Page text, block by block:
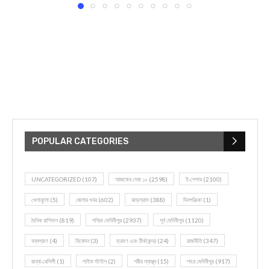
POPULAR CATEGORIES
UNCATEGORIZED (107) আজকের সেরা ১০ (2598) ই-পেপার (2100)
খেলাধূলো (5) জেলার খবর (602) ঝাড়গ্রাম (388) দিনপঞ্জিকা (1)
দৈনিক রাশিফল (819) পশ্চিম মেদিনীপুর (2937) পূর্ব মেদিনীপুর (1120)
বন্যপ্রাণ (4) বিনোদন(3) ভ্রমণ এবং তীর্থকেন্দ্র (24) রাজনীতি(347)
রান্না-রেসিপী (1) লাইফ স্টাইল (2) শরীর স্বাস্থ্য (15) শহর মেদিনীপুর (917)